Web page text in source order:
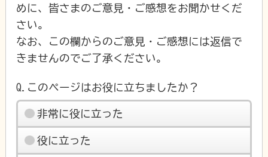
めに、皆さまのご意見・ご感想をお聞かせくだ
さい。
なお、この欄からのご意見・ご感想には返信で
きませんのでご了承ください。
Q.このページはお役に立ちましたか？
非常に役に立った
役に立った